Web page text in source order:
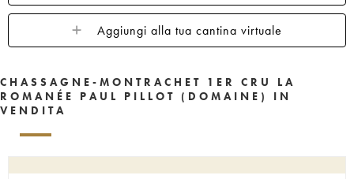
Aggiungi alla tua cantina virtuale
CHASSAGNE-MONTRACHET 1ER CRU LA
ROMANÉE PAUL PILLOT (DOMAINE) IN
VENDITA